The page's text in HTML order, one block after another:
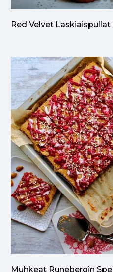
Red Velvet
Muhkeat Runebergin